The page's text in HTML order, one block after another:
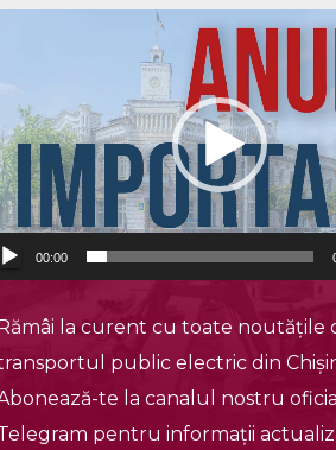
00:00
la curent cu toate noutățile
public electric din
te la canalul nostru
pentru informații